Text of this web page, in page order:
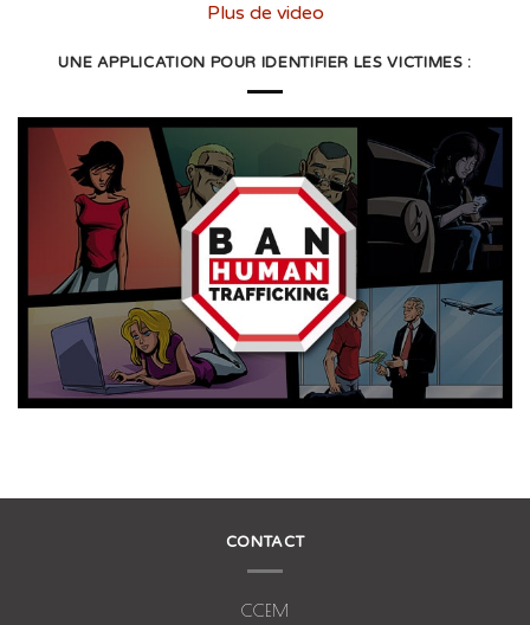
Plus de video
UNE APPLICATION POUR IDENTIFIER LES VICTIMES :
CONTACT
CCEM